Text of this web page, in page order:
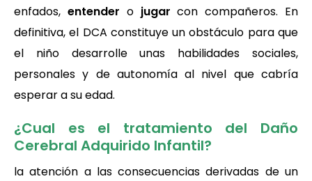
enfados, entender o jugar con compañeros. En
definitiva, el DCA constituye un obstáculo para que
el niño desarrolle unas habilidades sociales,
personales y de autonomía al nivel que cabría
esperar a su edad.
¿Cual es el tratamiento del Daño
Cerebral Adquirido Infantil?
la atención a las consecuencias derivadas de un